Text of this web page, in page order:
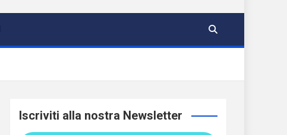
Iscriviti alla nostra Newsletter